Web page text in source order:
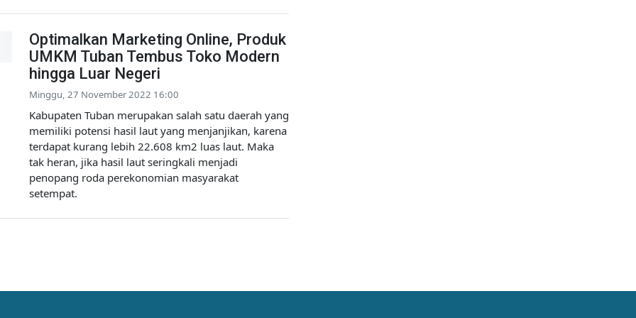
Optimalkan Marketing Online, Produk
UMKM Tuban Tembus Toko Modern
hingga Luar Negeri
Minggu, 27 November 2022 16:00
Kabupaten Tuban merupakan salah satu daerah yang
memiliki potensi hasil laut yang menjanjikan, karena
terdapat kurang lebih 22.608 km2 luas laut. Maka
tak heran, jika hasil laut seringkali menjadi
penopang roda perekonomian masyarakat
setempat.